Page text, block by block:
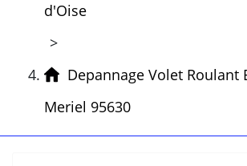
d'Oise
>
Depannage Volet Roulant
Meriel 95630